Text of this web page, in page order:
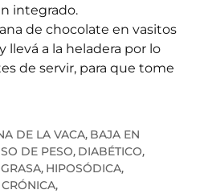
integrado.
de chocolate en vasitos
llevá a la heladera por lo
de servir, para que tome
DE LA VACA, BAJA EN
DE PESO, DIABÉTICO,
, HIPOSÓDICA,
,